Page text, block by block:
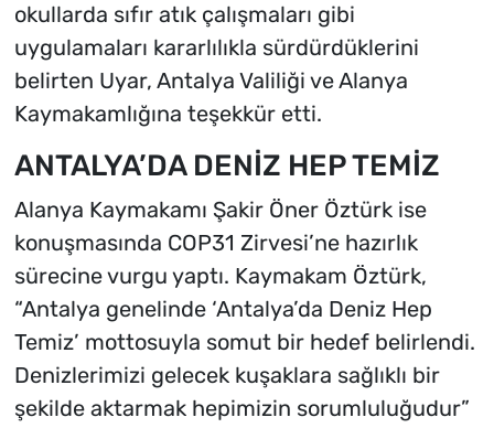
okullarda sıfır atık çalışmaları gibi
uygulamaları kararlılıkla sürdürdüklerini
belirten Uyar, Antalya Valiliği ve Alanya
Kaymakamlığına teşekkür etti.
ANTALYA’DA DENİZ HEP TEMİZ
Alanya Kaymakamı Şakir Öner Öztürk ise
konuşmasında COP31 Zirvesi’ne hazırlık
sürecine vurgu yaptı. Kaymakam Öztürk,
“Antalya genelinde ‘Antalya’da Deniz Hep
Temiz’ mottosuyla somut bir hedef belirlendi.
Denizlerimizi gelecek kuşaklara sağlıklı bir
şekilde aktarmak hepimizin sorumluluğudur”